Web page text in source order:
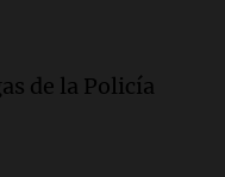
Park tras
de nieve
de la Policía